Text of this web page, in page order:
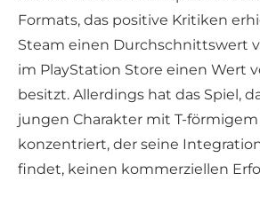
Formats, das positive Kritiken
Steam einen Durchschnittswert
im PlayStation Store einen Wert
besitzt. Allerdings hat das Spiel,
jungen Charakter mit T-
konzentriert, der seine
findet, keinen kommerziellen